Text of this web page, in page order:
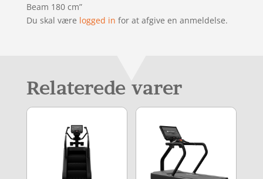
Beam 180 cm”
Du skal være logged in for at afgive en anmeldelse.
Relaterede varer